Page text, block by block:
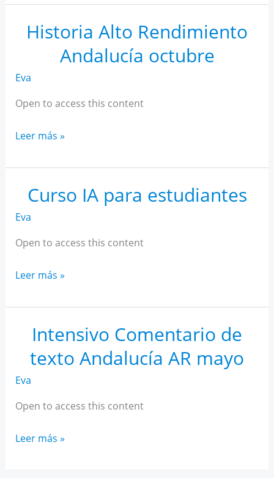
Rendimiento
Andalucía
noviembre
Historia Alto Rendimiento
Andalucía octubre
Eva
Open to access this content
Historia
Rendimiento
Andalucía
octubre
Leer más »
Curso IA para estudiantes
Eva
Open to access this content
Curso
para
estudiantes
Leer más »
Intensivo Comentario de
texto Andalucía AR mayo
Eva
Open to access this content
Intensivo
Leer más »